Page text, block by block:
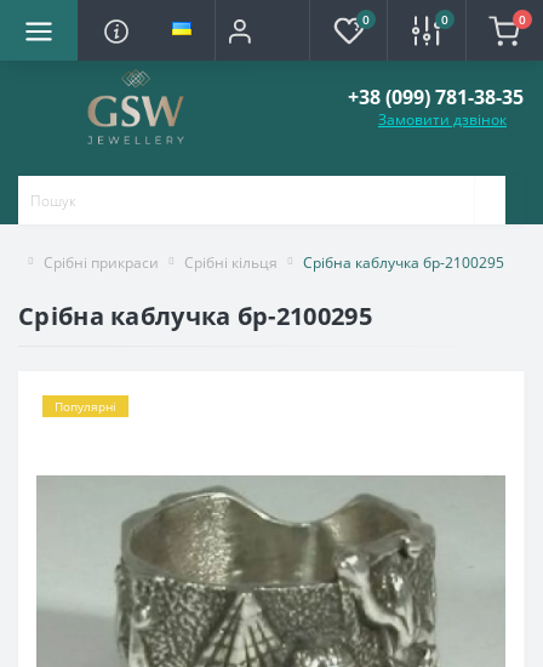
0 0 0
+38 (099) 781-38-35
Замовити дзвінок
Срібні прикраси Срібні кільця Срібна каблучка бр-2100295
Срібна каблучка бр-2100295
Популярні